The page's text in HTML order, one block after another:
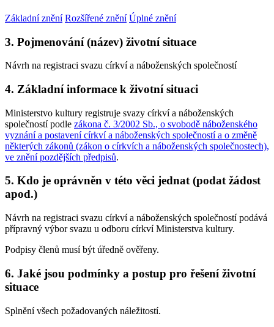
Základní znění Rozšířené znění Úplné znění
3. Pojmenování (název) životní situace
Návrh na registraci svazu církví a náboženských společností
4. Základní informace k životní situaci
Ministerstvo kultury registruje svazy církví a náboženských
společností podle zákona č. 3/2002 Sb., o svobodě náboženského
vyznání a postavení církví a náboženských společností a o změně
některých zákonů (zákon o církvích a náboženských společnostech),
ve znění pozdějších předpisů.
5. Kdo je oprávněn v této věci jednat (podat žádost
apod.)
Návrh na registraci svazu církví a náboženských společností podává
přípravný výbor svazu u odboru církví Ministerstva kultury.
Podpisy členů musí být úředně ověřeny.
6. Jaké jsou podmínky a postup pro řešení životní
situace
Splnění všech požadovaných náležitostí.